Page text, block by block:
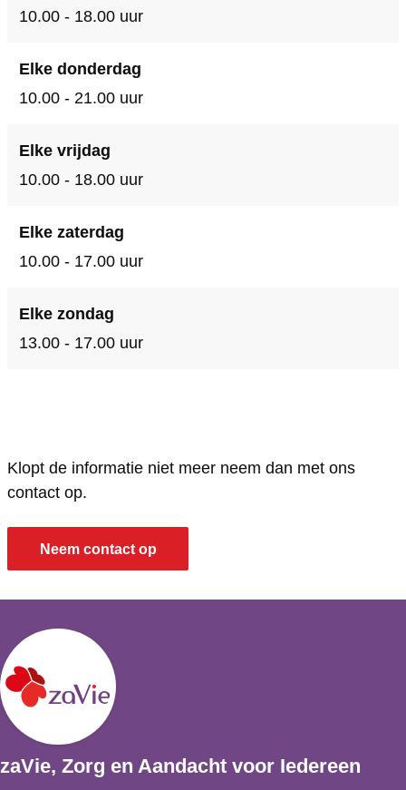
10.00 - 18.00 uur
Elke donderdag
10.00 - 21.00 uur
Elke vrijdag
10.00 - 18.00 uur
Elke zaterdag
10.00 - 17.00 uur
Elke zondag
13.00 - 17.00 uur
Klopt de informatie niet meer neem dan met ons
contact op.
Neem contact op
zaVie, Zorg en Aandacht voor Iedereen